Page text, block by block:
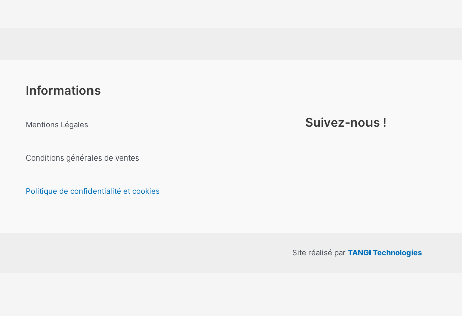
Informations
Mentions Légales
Conditions générales de ventes
Politique de confidentialité et cookies
Suivez-nous !
Site réalisé par TANGI Technologies